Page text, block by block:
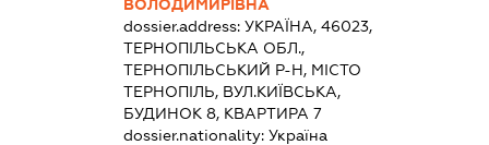
ВОЛОДИМИРІВНА
dossier.address: УКРАЇНА, 46023,
ТЕРНОПІЛЬСЬКА ОБЛ.,
ТЕРНОПІЛЬСЬКИЙ Р-Н, МІСТО
ТЕРНОПІЛЬ, ВУЛ.КИЇВСЬКА,
БУДИНОК 8, КВАРТИРА 7
dossier.nationality: Україна